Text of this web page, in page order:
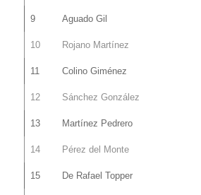
9 Aguado Gil
10 Rojano Martínez
11 Colino Giménez
12 Sánchez González
13 Martínez Pedrero
14 Pérez del Monte
15 De Rafael Topper